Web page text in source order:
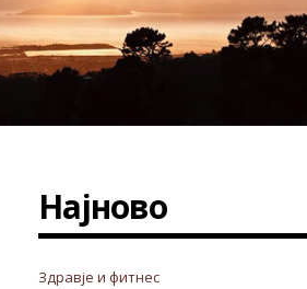
Најново
Здравје и фитнес